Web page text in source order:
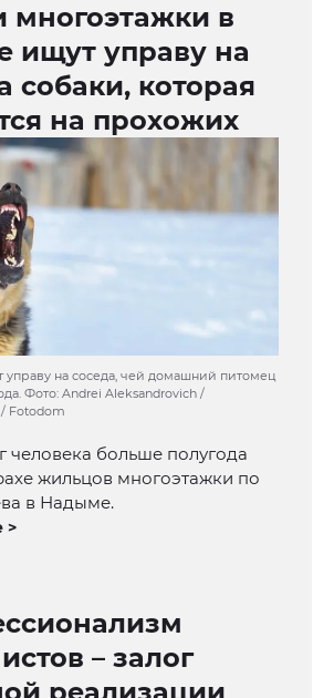
многоэтажки в
ищут управу на
собаки, которая
на прохожих
на соседа, чей домашний питомец
Фото: Andrei Aleksandrovich /
Fotodom
человека больше полугода
жильцов многоэтажки по
в Надыме.
>
– залог